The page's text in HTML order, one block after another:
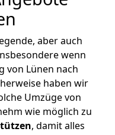
aber auch
wenn
von Lünen nach
haben wir
Umzüge von
wie möglich zu
, damit alles